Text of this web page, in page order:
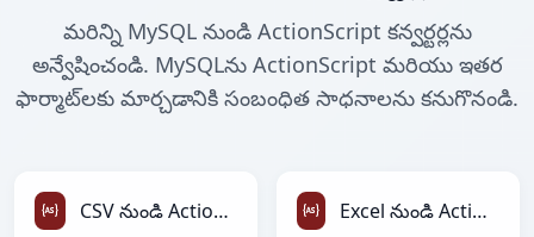
మరిన్ని MySQL నుండి ActionScript కన్వర్టర్లను
అన్వేషించండి. MySQLను ActionScript మరియు ఇతర
ఫార్మాట్‌లకు మార్చడానికి సంబంధిత సాధనాలను కనుగొనండి.
CSV నుండి ActionScript Excel నుండి ActionScript